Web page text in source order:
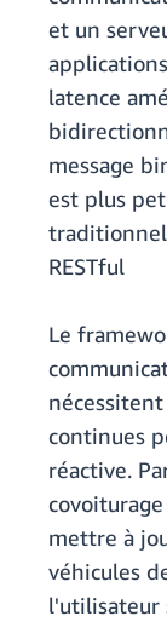
et un
latence
message
est plus
RESTful
Le
continues
réactive.
mettre à
véhicules
l'utilisateur